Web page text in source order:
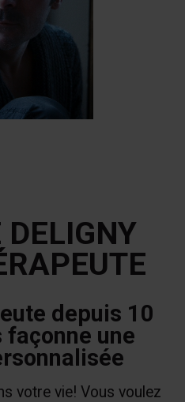
depuis 10
façonne une
votre vie! Vous voulez